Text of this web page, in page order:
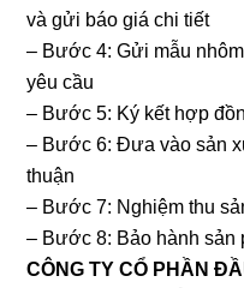
và gửi báo giá chi tiết
– Bước 4: Gửi mẫu
yêu cầu
– Bước 5: Ký kết hợp
– Bước 6: Đưa vào sản
thuận
– Bước 7: Nghiệm thu
– Bước 8: Bảo hành sản
CÔNG TY CỔ PHẦN